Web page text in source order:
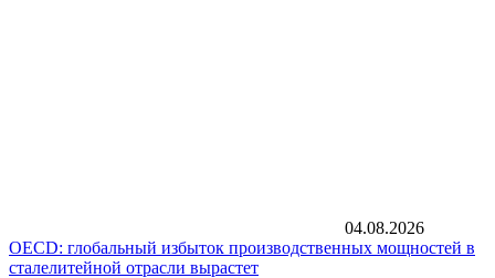
04.08.2026
OECD: глобальный избыток производственных мощностей в
сталелитейной отрасли вырастет